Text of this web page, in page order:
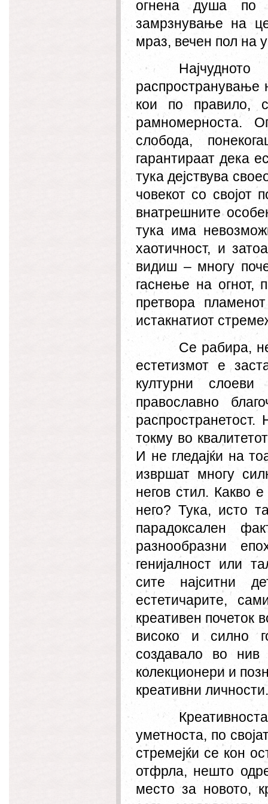
огнена душа по
замрзнување на
мраз, вечен пол на
распространување
кои по правило,
рамномерноста.
слобода,
гарантираат дека
тука дејствува свое
човекот со својот
внатрешните
тука има
хаотичност, и
видиш – многу
гаснење на огнот,
претвора
истакнатиот
Се рабира,
естетизмот е
културни
православно
токму во
И не гледајќи на
извршат многу
негов стил. Какво
него? Тука, исто
парадоксален
разнообразни
генијалност или
сите најситни
естетичарите,
креативен почеток
високо и силно
создавало во нив
колекционери и
креативни личности.
уметноста, по
стремејќи се кон
отфрла, нешто
место за новото,